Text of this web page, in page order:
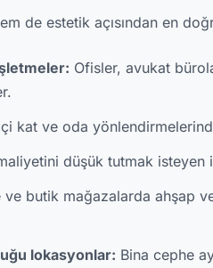
de estetik açısından en
Ofisler, avukat
kat ve oda
düşük tutmak isteyen
butik mağazalarda ahşap
lokasyonlar: Bina cephe